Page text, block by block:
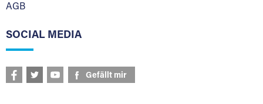
AGB
SOCIAL MEDIA
Gefällt mir